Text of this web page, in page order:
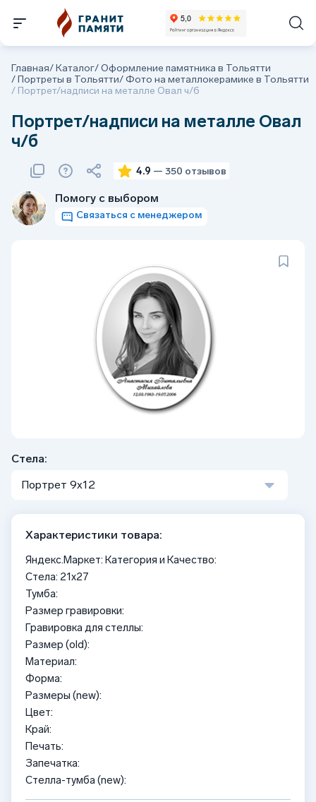
Главная/Каталог/Оформление памятника в Тольятти
/Портреты в Тольятти/Фото на металлокерамике в Тольятти
/ Портрет/надписи на металле Овал ч/б
Портрет/надписи на металле Овал
ч/б
4.9 — 350 отзывов
Помогу с выбором
Связаться с менеджером
Стела:
Портрет 9х12
Характеристики товара:
Яндекс.Маркет: Категория и Качество:
Стела: 21х27
Тумба:
Размер гравировки:
Гравировка для стеллы:
Размер (old):
Материал:
Форма:
Размеры (new):
Цвет:
Край:
Печать:
Запечатка:
Стелла-тумба (new):